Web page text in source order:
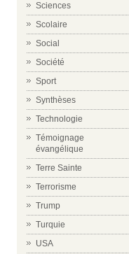
Sciences
Scolaire
Social
Société
Sport
Synthèses
Technologie
Témoignage
évangélique
Terre Sainte
Terrorisme
Trump
Turquie
USA